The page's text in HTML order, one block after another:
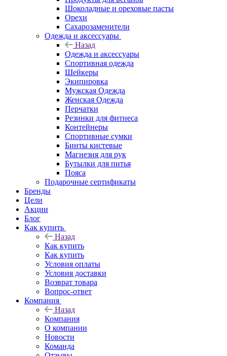
Шоколадные и ореховые пасты
Орехи
Сахарозаменители
Одежда и аксессуары
Назад
Одежда и аксессуары
Спортивная одежда
Шейкеры
Экипировка
Мужская Одежда
Женская Одежда
Перчатки
Резинки для фитнеса
Контейнеры
Спортивные сумки
Бинты кистевые
Магнезия для рук
Бутылки для питья
Пояса
Подарочные сертификаты
Бренды
Цели
Акции
Блог
Как купить
Назад
Как купить
Как купить
Условия оплаты
Условия доставки
Возврат товара
Вопрос-ответ
Компания
Назад
Компания
О компании
Новости
Команда